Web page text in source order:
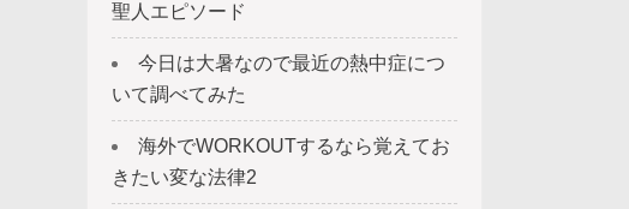
聖人エピソード
今日は大暑なので最近の熱中症につ
いて調べてみた
海外でWORKOUTするなら覚えてお
きたい変な法律2